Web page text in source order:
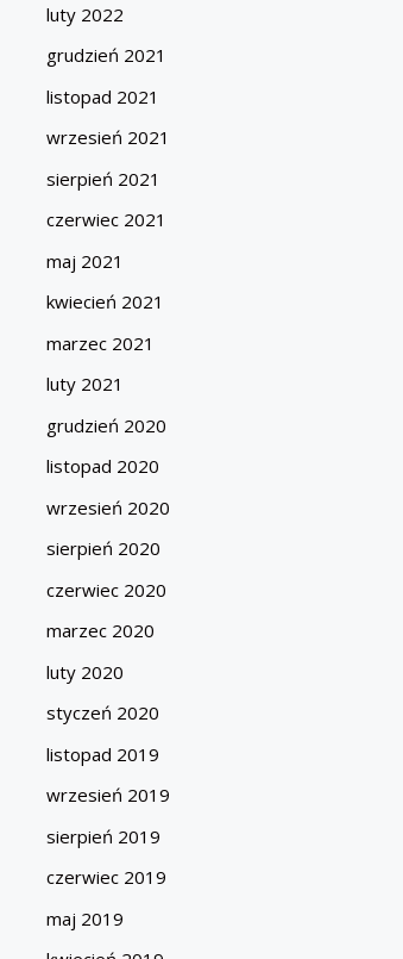
luty 2022
grudzień 2021
listopad 2021
wrzesień 2021
sierpień 2021
czerwiec 2021
maj 2021
kwiecień 2021
marzec 2021
luty 2021
grudzień 2020
listopad 2020
wrzesień 2020
sierpień 2020
czerwiec 2020
marzec 2020
luty 2020
styczeń 2020
listopad 2019
wrzesień 2019
sierpień 2019
czerwiec 2019
maj 2019